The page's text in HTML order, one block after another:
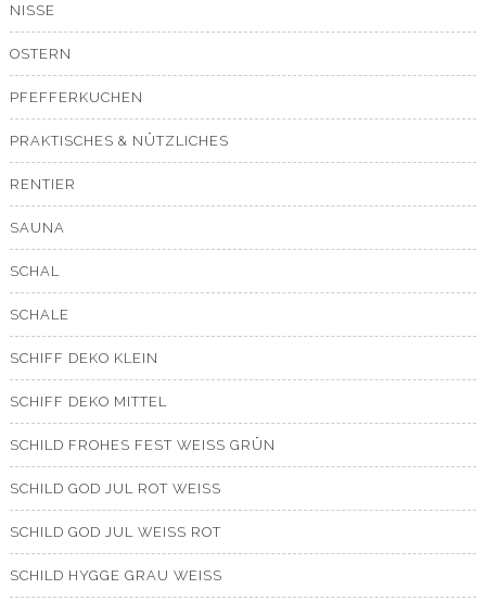
NISSE
OSTERN
PFEFFERKUCHEN
PRAKTISCHES & NÜTZLICHES
RENTIER
SAUNA
SCHAL
SCHALE
SCHIFF DEKO KLEIN
SCHIFF DEKO MITTEL
SCHILD FROHES FEST WEISS GRÜN
SCHILD GOD JUL ROT WEISS
SCHILD GOD JUL WEISS ROT
SCHILD HYGGE GRAU WEISS